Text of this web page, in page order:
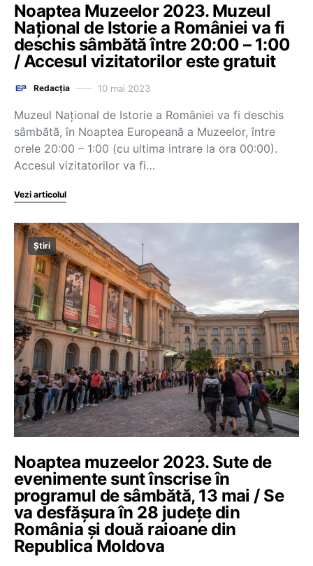
Noaptea Muzeelor 2023. Muzeul
Naţional de Istorie a României va fi
deschis sâmbătă între 20:00 – 1:00
/ Accesul vizitatorilor este gratuit
Redacția 10 mai 2023
Muzeul Naţional de Istorie a României va fi deschis
sâmbătă, în Noaptea Europeană a Muzeelor, între
orele 20:00 – 1:00 (cu ultima intrare la ora 00:00).
Accesul vizitatorilor va fi…
Vezi articolul
Știri
Noaptea muzeelor 2023. Sute de
evenimente sunt înscrise în
programul de sâmbătă, 13 mai / Se
va desfășura în 28 județe din
România și două raioane din
Republica Moldova